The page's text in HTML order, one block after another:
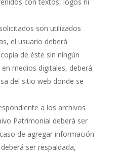
con textos, logos ni
son utilizados
el usuario deberá
de éste sin ningún
medios digitales, deberá
del sitio web donde se
a los archivos
Patrimonial deberá ser
de agregar información
ser respaldada,